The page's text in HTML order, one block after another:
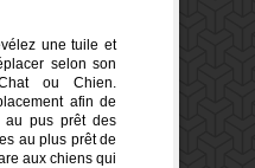
une tuile et
selon son
ou Chien.
afin de
au pus prêt des
au plus prêt de
aux chiens qui